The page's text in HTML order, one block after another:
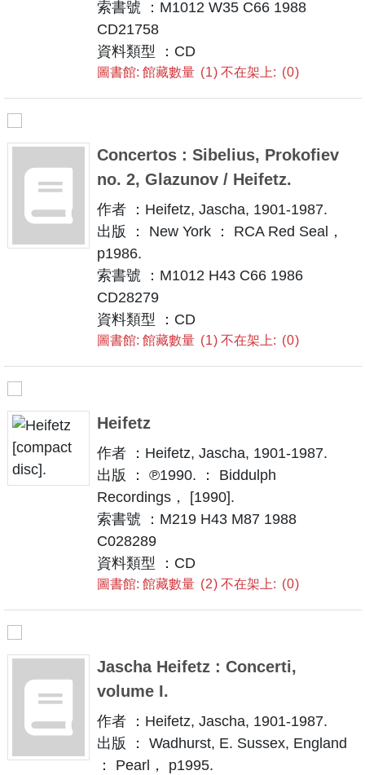
索書號 ：M1012 W35 C66 1988
CD21758
資料類型 ：CD
圖書館: 館藏數量 1 不在架上: 0
Concertos : Sibelius, Prokofiev
no. 2, Glazunov / Heifetz.
作者 ：Heifetz, Jascha, 1901-1987.
出版 ： New York ： RCA Red Seal，
p1986.
索書號 ：M1012 H43 C66 1986
CD28279
資料類型 ：CD
圖書館: 館藏數量 1 不在架上: 0
Heifetz
作者 ：Heifetz, Jascha, 1901-1987.
出版 ： ℗1990. ： Biddulph
Recordings， [1990].
索書號 ：M219 H43 M87 1988
C028289
資料類型 ：CD
圖書館: 館藏數量 2 不在架上: 0
Jascha Heifetz : Concerti,
volume I.
作者 ：Heifetz, Jascha, 1901-1987.
出版 ： Wadhurst, E. Sussex, England
： Pearl， p1995.